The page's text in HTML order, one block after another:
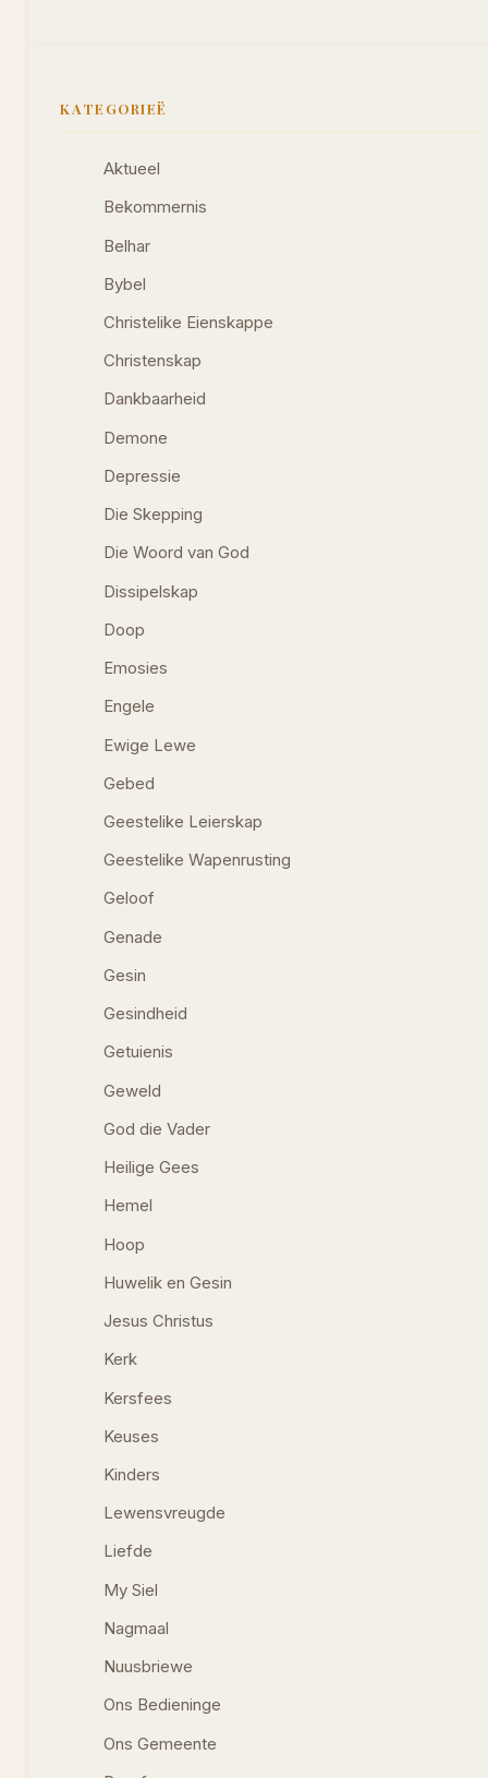
KATEGORIEË
Aktueel
Bekommernis
Belhar
Bybel
Christelike Eienskappe
Christenskap
Dankbaarheid
Demone
Depressie
Die Skepping
Die Woord van God
Dissipelskap
Doop
Emosies
Engele
Ewige Lewe
Gebed
Geestelike Leierskap
Geestelike Wapenrusting
Geloof
Genade
Gesin
Gesindheid
Getuienis
Geweld
God die Vader
Heilige Gees
Hemel
Hoop
Huwelik en Gesin
Jesus Christus
Kerk
Kersfees
Keuses
Kinders
Lewensvreugde
Liefde
My Siel
Nagmaal
Nuusbriewe
Ons Bedieninge
Ons Gemeente